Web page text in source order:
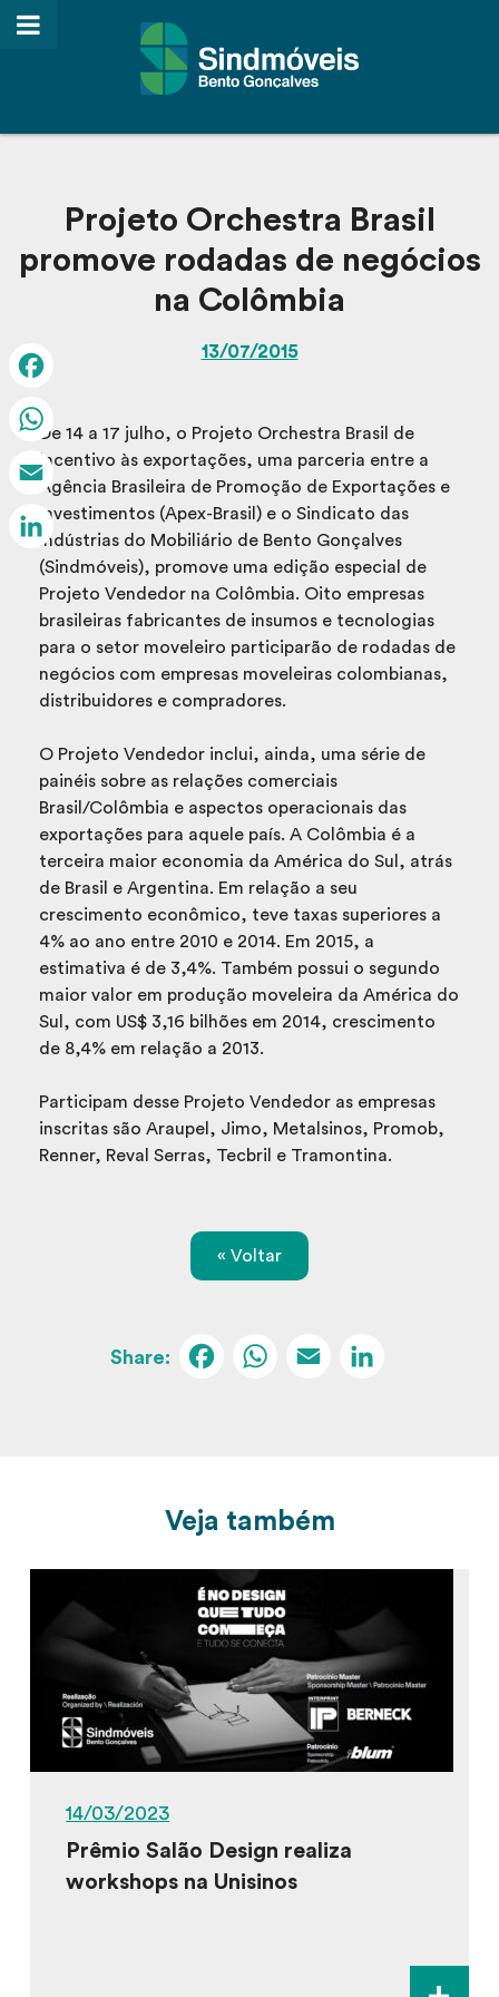
Projeto Orchestra Brasil
promove rodadas de negócios
na Colômbia
13/07/2015
De 14 a 17 julho, o Projeto Orchestra Brasil de
incentivo às exportações, uma parceria entre a
Agência Brasileira de Promoção de Exportações e
Investimentos (Apex-Brasil) e o Sindicato das
Indústrias do Mobiliário de Bento Gonçalves
(Sindmóveis), promove uma edição especial de
Projeto Vendedor na Colômbia. Oito empresas
brasileiras fabricantes de insumos e tecnologias
para o setor moveleiro participarão de rodadas de
negócios com empresas moveleiras colombianas,
distribuidores e compradores.
O Projeto Vendedor inclui, ainda, uma série de
painéis sobre as relações comerciais
Brasil/Colômbia e aspectos operacionais das
exportações para aquele país. A Colômbia é a
terceira maior economia da América do Sul, atrás
de Brasil e Argentina. Em relação a seu
crescimento econômico, teve taxas superiores a
4% ao ano entre 2010 e 2014. Em 2015, a
estimativa é de 3,4%. Também possui o segundo
maior valor em produção moveleira da América do
Sul, com US$ 3,16 bilhões em 2014, crescimento
de 8,4% em relação a 2013.
Participam desse Projeto Vendedor as empresas
inscritas são Araupel, Jimo, Metalsinos, Promob,
Renner, Reval Serras, Tecbril e Tramontina.
« Voltar
Facebook
WhatsApp
Email
Veja também
14/03/2023
Prêmio Salão Design realiza
workshops na Unisinos
Facebook
WhatsApp
Email
LinkedIn